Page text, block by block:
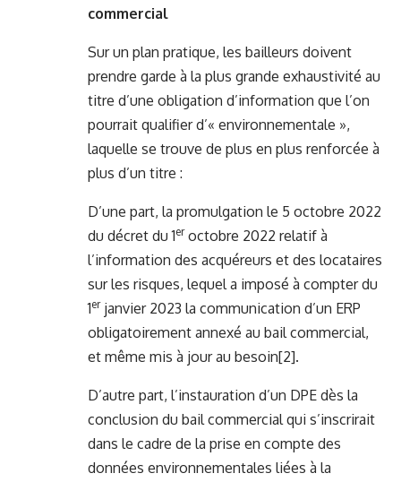
commercial
Sur un plan pratique, les bailleurs doivent
prendre garde à la plus grande exhaustivité au
titre d’une obligation d’information que l’on
pourrait qualifier d’« environnementale »,
laquelle se trouve de plus en plus renforcée à
plus d’un titre :
D’une part, la promulgation le 5 octobre 2022
du décret du 1eroctobre 2022 relatif à
l’information des acquéreurs et des locataires
sur les risques, lequel a imposé à compter du
1erjanvier 2023 la communication d’un ERP
obligatoirement annexé au bail commercial,
et même mis à jour au besoin[2].
D’autre part, l’instauration d’un DPE dès la
conclusion du bail commercial qui s’inscrirait
dans le cadre de la prise en compte des
données environnementales liées à la